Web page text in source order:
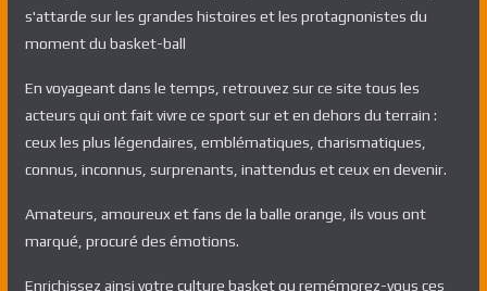
s'attarde sur les grandes histoires et les protagnonistes du
moment du basket-ball
En voyageant dans le temps, retrouvez sur ce site tous les
acteurs qui ont fait vivre ce sport sur et en dehors du terrain :
ceux les plus légendaires, emblématiques, charismatiques,
connus, inconnus, surprenants, inattendus et ceux en devenir.
Amateurs, amoureux et fans de la balle orange, ils vous ont
marqué, procuré des émotions.
Enrichissez ainsi votre culture basket ou remémorez-vous ces